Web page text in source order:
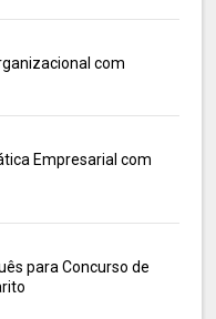
com
Empresarial com
para Concurso de